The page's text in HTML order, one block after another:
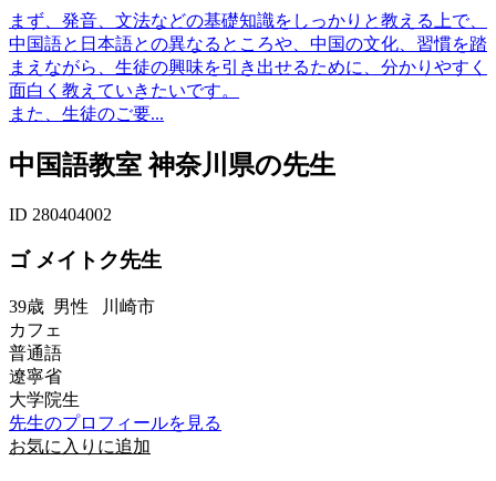
まず、発音、文法などの基礎知識をしっかりと教える上で、
中国語と日本語との異なるところや、中国の文化、習慣を踏
まえながら、生徒の興味を引き出せるために、分かりやすく
面白く教えていきたいです。
また、生徒のご要...
中国語教室 神奈川県の先生
ID 280404002
ゴ メイトク先生
39歳 男性 川崎市
カフェ
普通語
遼寧省
大学院生
先生のプロフィールを見る
お気に入りに追加